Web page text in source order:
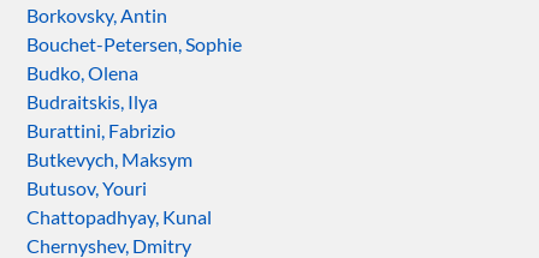
Borkovsky, Antin
Bouchet-Petersen, Sophie
Budko, Olena
Budraitskis, Ilya
Burattini, Fabrizio
Butkevych, Maksym
Butusov, Youri
Chattopadhyay, Kunal
Chernyshev, Dmitry